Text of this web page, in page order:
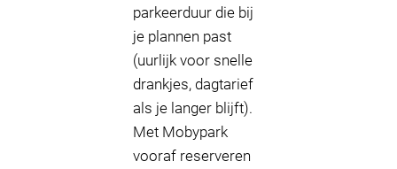
parkeerduur die bij
je plannen past
(uurlijk voor snelle
drankjes, dagtarief
als je langer blijft).
Met Mobypark
vooraf reserveren